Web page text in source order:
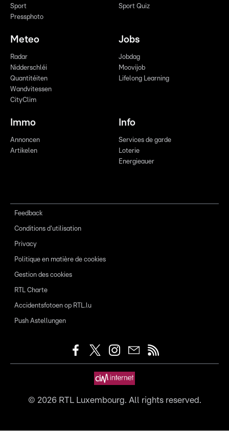
Sport
Pressphoto
Sport Quiz
Meteo
Radar
Nidderschléi
Quantitéiten
Wandvitessen
CityClim
Jobs
Jobdag
Moovijob
Lifelong Learning
Immo
Annoncen
Artikelen
Info
Services de garde
Loterie
Energieauer
Feedback
Conditions d'utilisation
Privacy
Politique en matière de cookies
Gestion des cookies
RTL Charte
Accidentsfotoen op RTL.lu
Push Astellungen
© 2026RTL Luxembourg. All rights reserved.